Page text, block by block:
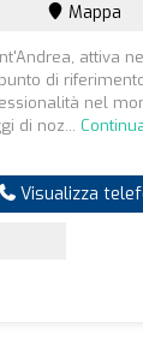
Mappa
attiva
di
nel
di noz...
Visualizza